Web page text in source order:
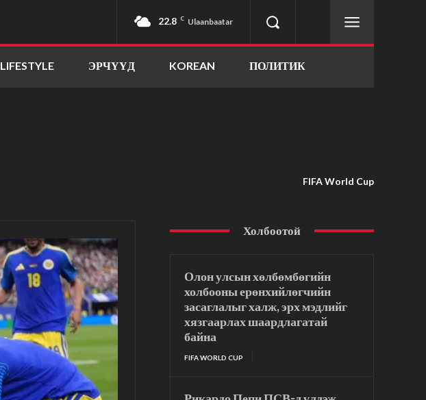
22.8 C Ulaanbaatar
LIFESTYLE ЭРЧҮҮД KOREAN ПОЛИТИК
FIFA World Cup
Холбоотой
Олон улсын хөлбөмбөгийн
холбооны ерөнхийлөгчийн
засаглалыг халж, эрх мэдлийг
хязгаарлах шаардлагатай
байна
FIFA WORLD CUP